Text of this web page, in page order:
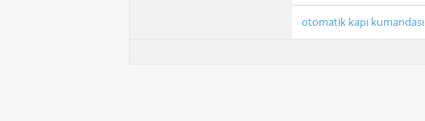
otomatik kapı kumandası